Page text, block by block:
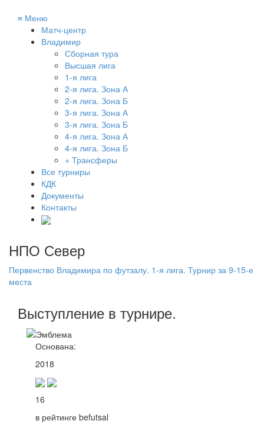
≡ Меню
Матч-центр
Владимир
Сборная тура
Высшая лига
1-я лига
2-я лига. Зона А
2-я лига. Зона Б
3-я лига. Зона А
3-я лига. Зона Б
4-я лига. Зона А
4-я лига. Зона Б
+ Трансферы
Все турниры
КДК
Документы
Контакты
НПО Север
Первенство Владимира по футзалу. 1-я лига. Турнир за 9-15-е
места
Выступление в турнире.
Основана:
2018
16
в рейтинге befutsal